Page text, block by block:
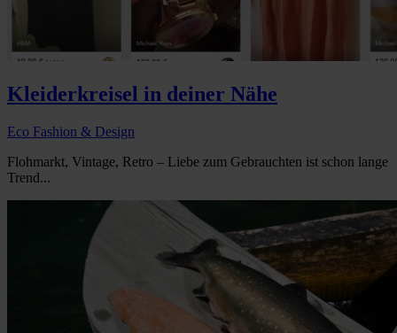
Kleiderkreisel in deiner Nähe
Eco Fashion & Design
Flohmarkt, Vintage, Retro – Liebe zum Gebrauchten ist schon lange
Trend...